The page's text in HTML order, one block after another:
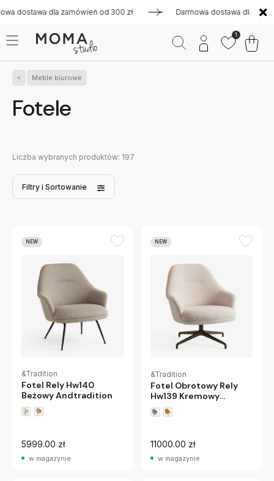
zamówień od 300 zł Darmowa dostawa dla zamówień od 300
1
Meble biurowe
Fotele
Liczba wybranych produktów: 197
Filtry i Sortowanie
NEW
&Tradition
Fotel Rely Hw140
Beżowy Andtradition
5999.00 zł
w magazynie
NEW
&Tradition
Fotel Obrotowy Rely
Hw139 Kremowy
Andtradition
11000.00 zł
w magazynie